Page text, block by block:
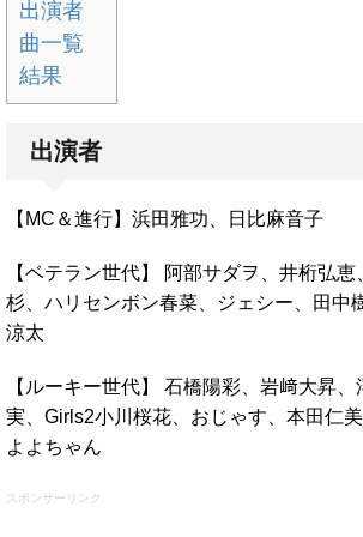
出演者
曲一覧
結果
出演者
【MC＆進行】浜田雅功、日比麻音子
【ベテラン世代】 阿部サダヲ、井桁弘
杉、ハリセンボン春菜、ジェシー、田中
涼太
【ルーキー世代】 石橋陽彩、岩﨑大昇
実、Girls2小川桜花、おじゃす、本田仁
よよちゃん
スポンサーリンク